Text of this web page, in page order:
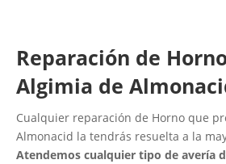
Reparación de
Algimia de
Cualquier reparación de Horno que
Almonacid la tendrás resuelta a la
Atendemos cualquier tipo de avería